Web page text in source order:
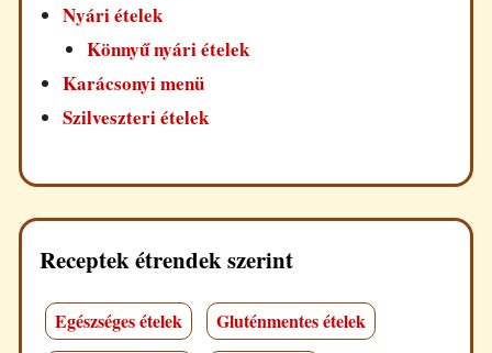
Nyári ételek
Könnyű nyári ételek
Karácsonyi menü
Szilveszteri ételek
Receptek étrendek szerint
Egészséges ételek Gluténmentes ételek